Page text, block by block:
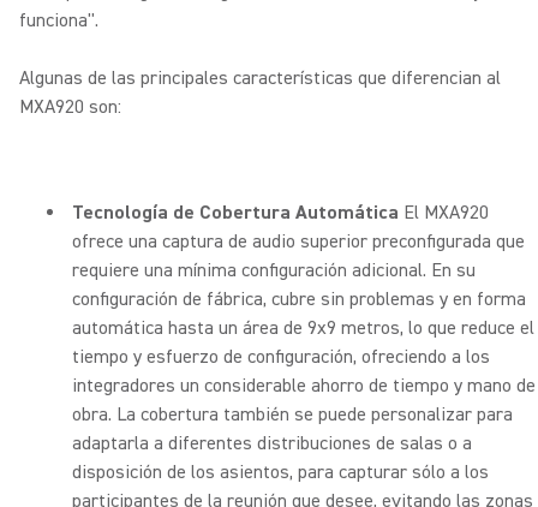
funciona".
Algunas de las principales características que diferencian al
MXA920 son:
Tecnología de Cobertura Automática El MXA920
ofrece una captura de audio superior preconfigurada que
requiere una mínima configuración adicional. En su
configuración de fábrica, cubre sin problemas y en forma
automática hasta un área de 9x9 metros, lo que reduce el
tiempo y esfuerzo de configuración, ofreciendo a los
integradores un considerable ahorro de tiempo y mano de
obra. La cobertura también se puede personalizar para
adaptarla a diferentes distribuciones de salas o a
disposición de los asientos, para capturar sólo a los
participantes de la reunión que desee, evitando las zonas